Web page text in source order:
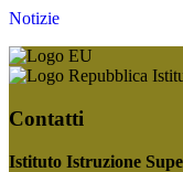
Notizie
Contatti
Istituto Istruzione